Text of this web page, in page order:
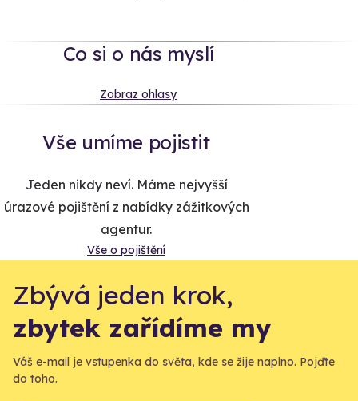
Co si o nás myslí
Zobraz ohlasy
Vše umíme pojistit
Jeden nikdy neví. Máme nejvyšší
úrazové pojištění z nabídky zážitkových
agentur.
Vše o pojištění
Zbývá jeden krok,
zbytek zařídíme my
Váš e-mail je vstupenka do světa, kde se žije naplno. Pojďte
do toho.